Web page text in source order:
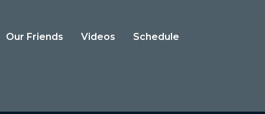
Our Friends Videos Schedule